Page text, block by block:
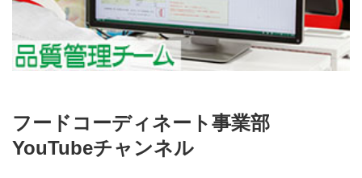
フードコーディネート事業部
YouTubeチャンネル